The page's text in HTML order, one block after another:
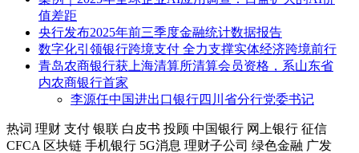
值差距
央行发布2025年前三季度金融统计数据报告
数字化引领银行跨境支付 全力支撑实体经济跨境前行
青岛农商银行获上海清算所清算会员资格，系山东省
内农商银行首家
李源任中国进出口银行四川省分行党委书记
热词 理财 支付 银联 白皮书 投顾 中国银行 网上银行 征信
CFCA 区块链 手机银行 5G消息 理财子公司 绿色金融 广发